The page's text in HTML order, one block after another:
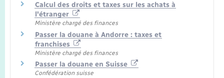
Calcul des droits et taxes sur les achats à
l'étranger
Ministère chargé des finances
Passer la douane à Andorre : taxes et
franchises
Ministère chargé des finances
Passer la douane en Suisse
Confédération suisse